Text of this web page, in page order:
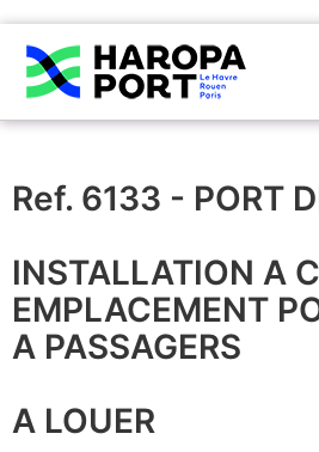
Ref. 6133 - PORT
INSTALLATION A
EMPLACEMENT
A PASSAGERS
A LOUER